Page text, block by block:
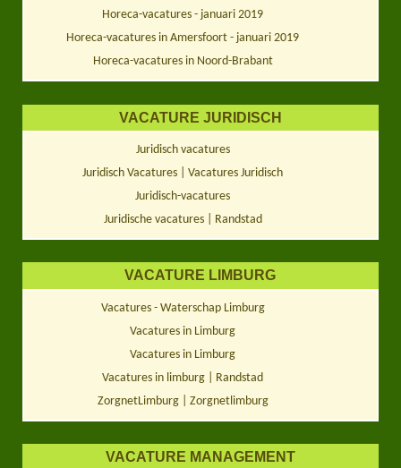
Horeca-vacatures - januari 2019
Horeca-vacatures in Amersfoort - januari 2019
Horeca-vacatures in Noord-Brabant
VACATURE JURIDISCH
Juridisch vacatures
Juridisch Vacatures | Vacatures Juridisch
Juridisch-vacatures
Juridische vacatures | Randstad
VACATURE LIMBURG
Vacatures - Waterschap Limburg
Vacatures in Limburg
Vacatures in Limburg
Vacatures in limburg | Randstad
ZorgnetLimburg | Zorgnetlimburg
VACATURE MANAGEMENT